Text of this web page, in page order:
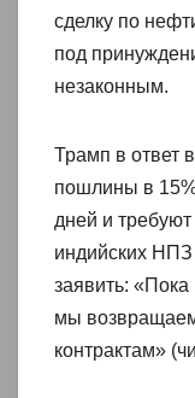
сделку по
под
незаконным.
Трамп в ответ
пошлины в
дней и
индийских НПЗ
заявить:
мы
контрактам»